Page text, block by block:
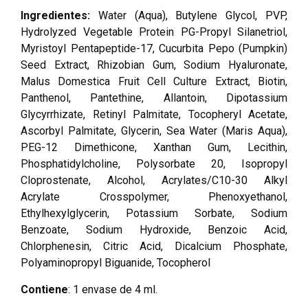
Ingredientes: Water (Aqua), Butylene Glycol, PVP,
Hydrolyzed Vegetable Protein PG-Propyl Silanetriol,
Myristoyl Pentapeptide-17, Cucurbita Pepo (Pumpkin)
Seed Extract, Rhizobian Gum, Sodium Hyaluronate,
Malus Domestica Fruit Cell Culture Extract, Biotin,
Panthenol, Pantethine, Allantoin, Dipotassium
Glycyrrhizate, Retinyl Palmitate, Tocopheryl Acetate,
Ascorbyl Palmitate, Glycerin, Sea Water (Maris Aqua),
PEG-12 Dimethicone, Xanthan Gum, Lecithin,
Phosphatidylcholine, Polysorbate 20, Isopropyl
Cloprostenate, Alcohol, Acrylates/C10-30 Alkyl
Acrylate Crosspolymer, Phenoxyethanol,
Ethylhexylglycerin, Potassium Sorbate, Sodium
Benzoate, Sodium Hydroxide, Benzoic Acid,
Chlorphenesin, Citric Acid, Dicalcium Phosphate,
Polyaminopropyl Biguanide, Tocopherol
Contiene: 1 envase de 4 ml.